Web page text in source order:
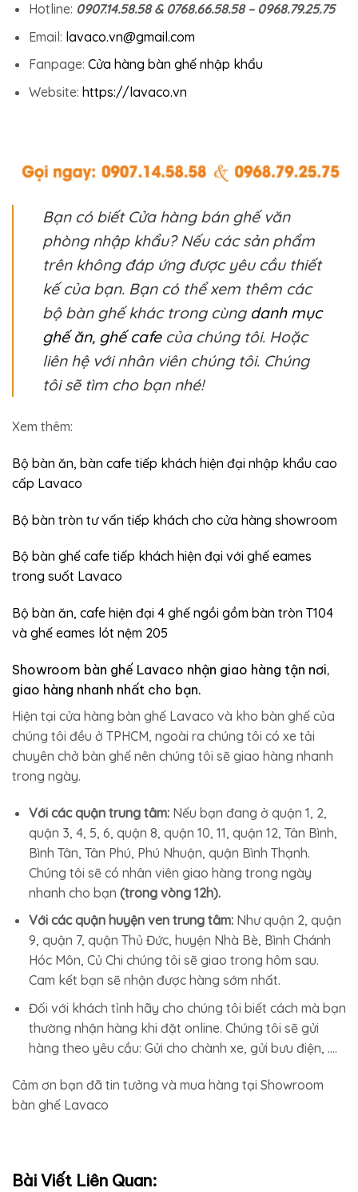
Hotline: 0907.14.58.58 & 0768.66.58.58 – 0968.79.25.75
Email: lavaco.vn@gmail.com
Fanpage: Cửa hàng bàn ghế nhập khẩu
Website: https://lavaco.vn
Bạn có biết Cửa hàng bán ghế văn
phòng nhập khẩu? Nếu các sản phẩm
trên không đáp ứng được yêu cầu thiết
kế của bạn. Bạn có thể xem thêm các
bộ bàn ghế khác trong cùng danh mục
ghế ăn, ghế cafecủa chúng tôi. Hoặc
liên hệ với nhân viên chúng tôi. Chúng
tôi sẽ tìm cho bạn nhé!
Xem thêm:
Bộ bàn ăn, bàn cafe tiếp khách hiện đại nhập khẩu cao
cấp Lavaco
Bộ bàn tròn tư vấn tiếp khách cho cửa hàng showroom
Bộ bàn ghế cafe tiếp khách hiện đại với ghế eames
trong suốt Lavaco
Bộ bàn ăn, cafe hiện đại 4 ghế ngồi gồm bàn tròn T104
và ghế eames lót nệm 205
Showroom bàn ghế Lavaco nhận giao hàng tận nơi,
giao hàng nhanh nhất cho bạn.
Hiện tại cửa hàng bàn ghế Lavaco và kho bàn ghế của
chúng tôi đều ở TPHCM, ngoài ra chúng tôi có xe tải
chuyên chở bàn ghế nên chúng tôi sẽ giao hàng nhanh
trong ngày.
Với các quận trung tâm:Nếu bạn đang ở quận 1, 2,
quận 3, 4, 5, 6, quận 8, quận 10, 11, quận 12, Tân Bình,
Bình Tân, Tân Phú, Phú Nhuận, quận Bình Thạnh.
Chúng tôi sẽ có nhân viên giao hàng trong ngày
nhanh cho bạn (trong vòng 12h).
Với các quận huyện ven trung tâm: Như quận 2, quận
9, quận 7, quận Thủ Đức, huyện Nhà Bè, Bình Chánh
Hóc Môn, Củ Chi chúng tôi sẽ giao trong hôm sau.
Cam kết bạn sẽ nhận được hàng sớm nhất.
Đối với khách tỉnh hãy cho chúng tôi biết cách mà bạn
thường nhận hàng khi đặt online. Chúng tôi sẽ gửi
hàng theo yêu cầu: Gửi cho chành xe, gửi bưu điện, ….
Cảm ơn bạn đã tin tưởng và mua hàng tại Showroom
bàn ghế Lavaco
Bài Viết Liên Quan: